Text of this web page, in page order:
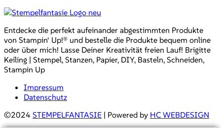
Entdecke die perfekt aufeinander abgestimmten Produkte
von Stampin‘ Up!® und bestelle die Produkte bequem online
oder über mich! Lasse Deiner Kreativität freien Lauf! Brigitte
Keiling | Stempel, Stanzen, Papier, DIY, Basteln, Schneiden,
Stampin Up
Impressum
Datenschutz
©2024 STEMPELFANTASIE | Powered by HC WEBDESIGN